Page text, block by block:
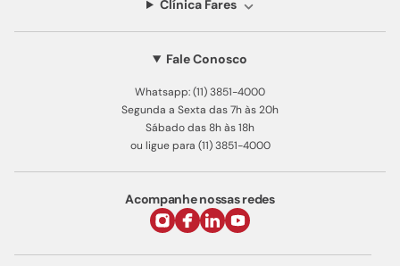
Clínica Fares
Fale Conosco
Whatsapp: (11) 3851-4000
Segunda a Sexta das 7h às 20h
Sábado das 8h às 18h
ou ligue para (11) 3851-4000
Acompanhe nossas redes